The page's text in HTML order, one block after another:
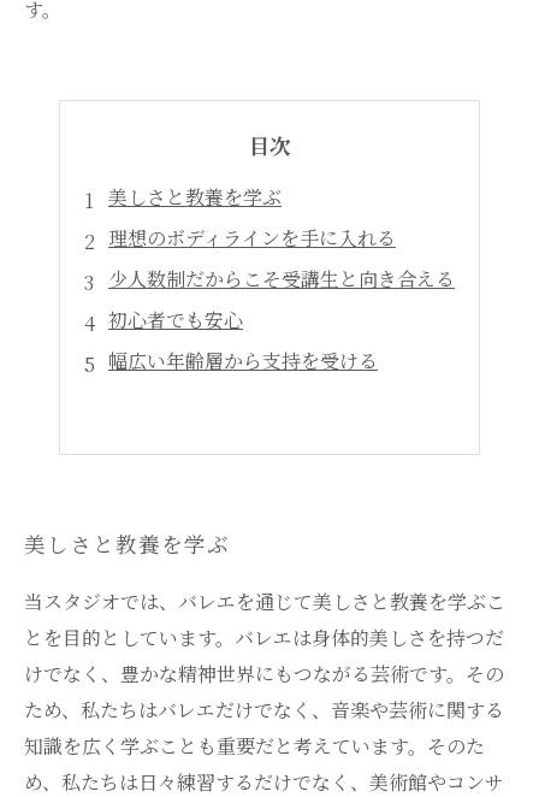
す。
目次
美しさと教養を学ぶ
理想のボディラインを手に入れる
少人数制だからこそ受講生と向き合える
初心者でも安心
幅広い年齢層から支持を受ける
美しさと教養を学ぶ
当スタジオでは、バレエを通じて美しさと教養を学ぶこ
とを目的としています。バレエは身体的美しさを持つだ
けでなく、豊かな精神世界にもつながる芸術です。その
ため、私たちはバレエだけでなく、音楽や芸術に関する
知識を広く学ぶことも重要だと考えています。そのた
め、私たちは日々練習するだけでなく、美術館やコンサ